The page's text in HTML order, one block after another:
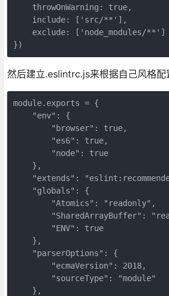
    throwOnWarning: true,
    include: ['src/**'],
    exclude: ['node_modules/**']
})
然后建立.eslintrc.js来根据自己风格配
module.exports = {
    "env": {
        "browser": true,
        "es6": true,
        "node": true
    },
"extends":
    "globals": {
        "Atomics": "readonly",
"SharedArrayBuffer":
        "ENV": true
    },
    "parserOptions": {
        "ecmaVersion": 2018,
        "sourceType": "module"
    },